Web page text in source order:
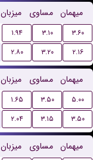
میزبان مساوی میهمان
۱.۹۴ ۳.۱۰
۳.۶۰
۲.۸۰ ۳.۲۰ ۲.۱۶
میزبان مساوی میهمان
۱.۶۵ ۳.۵۰
۵.۰۰
۲.۰۴ ۳.۱۵ ۳.۵۰
میزبان مساوی میهمان